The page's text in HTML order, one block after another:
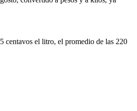
centavos el litro, el promedio de las 220